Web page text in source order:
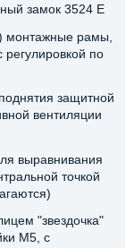
замок 3524 E
монтажные рамы,
регулировкой по
защитной
вентиляции
выравнивания
точкой
"звездочка"
M5, с